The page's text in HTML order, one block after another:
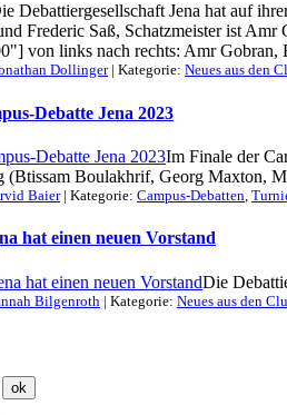
Debattiergesellschaft Jena hat auf
Frederic Saß, Schatzmeister ist
von links nach rechts: Amr Gobran,
Dollinger| Kategorie: Neues aus den
Debatte Jena 2023
Im Finale der
(Btissam Boulakhrif, Georg Maxton,
Baier| Kategorie: Campus-Debatten
hat einen neuen Vorstand
Die
Bilgenroth | Kategorie: Neues aus den